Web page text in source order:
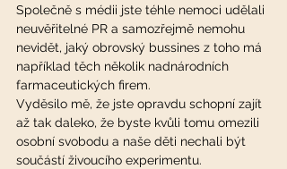
Společně s médii jste téhle nemoci udělali
neuvěřitelné PR a samozřejmě nemohu
nevidět, jaký obrovský bussines z toho má
například těch několik nadnárodních
farmaceutických firem.
Vyděsilo mě, že jste opravdu schopní zajít
až tak daleko, že byste kvůli tomu omezili
osobní svobodu a naše děti nechali být
součástí živoucího experimentu.